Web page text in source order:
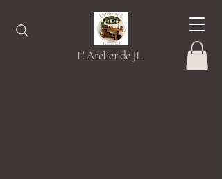
L' Atelier de JL